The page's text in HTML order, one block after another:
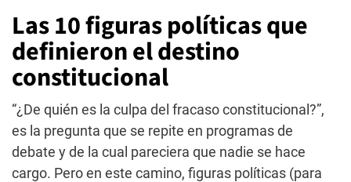
Las 10 figuras políticas que
definieron el destino
constitucional
“¿De quién es la culpa del fracaso constitucional?”,
es la pregunta que se repite en programas de
debate y de la cual pareciera que nadie se hace
cargo. Pero en este camino, figuras políticas (para